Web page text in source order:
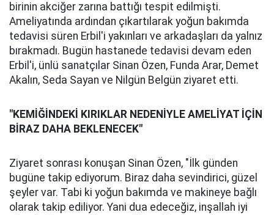
birinin akciğer zarına battığı tespit edilmişti.
Ameliyatında ardından çıkartılarak yoğun bakımda
tedavisi süren Erbil'i yakınları ve arkadaşları da yalnız
bırakmadı. Bugün hastanede tedavisi devam eden
Erbil'i, ünlü sanatçılar Sinan Özen, Funda Arar, Demet
Akalın, Seda Sayan ve Nilgün Belgün ziyaret etti.
"KEMİĞİNDEKİ KIRIKLAR NEDENİYLE AMELİYAT İÇİN
BİRAZ DAHA BEKLENECEK"
Ziyaret sonrası konuşan Sinan Özen, "İlk günden
bugüne takip ediyorum. Biraz daha sevindirici, güzel
şeyler var. Tabi ki yoğun bakımda ve makineye bağlı
olarak takip ediliyor. Yani dua edeceğiz, inşallah iyi